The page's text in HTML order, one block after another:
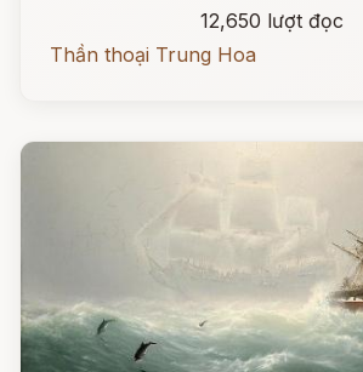
12,650 lượt đọc
Thần thoại Trung Hoa